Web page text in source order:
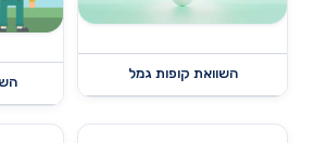
השוואת קופות גמל